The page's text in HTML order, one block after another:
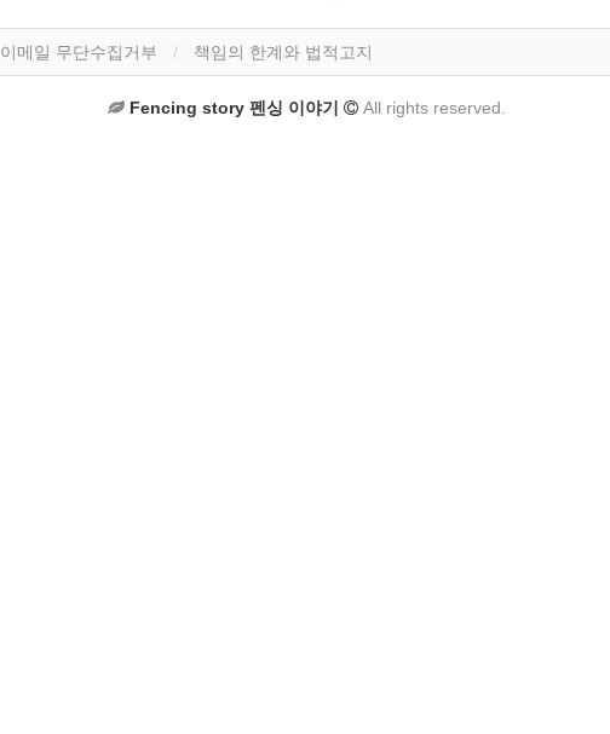
이메일 무단수집거부 책임의 한계와 법적고지
Fencing story 펜싱 이야기 All rights reserved.